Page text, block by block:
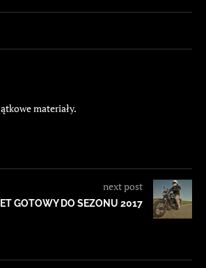
materiały.
next post
GOTOWY DO SEZONU 2017